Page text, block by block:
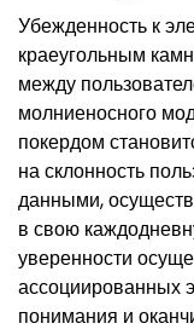
Убежденность к
краеугольным
между
молниеносного
покердом
на склонность
данными,
в свою
уверенности
ассоциированных
понимания и